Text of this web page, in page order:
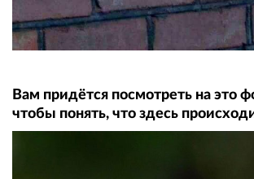
Вам придётся посмотреть на это
чтобы понять, что здесь